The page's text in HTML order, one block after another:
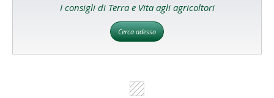
I consigli di Terra e Vita agli agricoltori
Cerca adesso